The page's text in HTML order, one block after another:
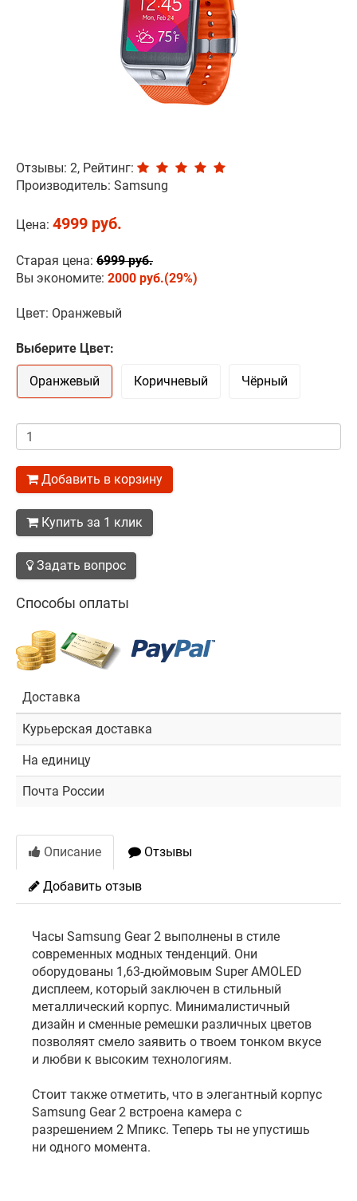
Отзывы: 2, Рейтинг:
Производитель: Samsung
Цена: 4999 руб.
Старая цена: 6999 руб.
Вы экономите: 2000 руб.(29%)
Цвет: Оранжевый
Выберите Цвет:
Оранжевый Коричневый Чёрный
Количество
Добавить в корзину
Купить за 1 клик
Задать вопрос
Способы оплаты
Доставка
Курьерская доставка
На единицу
Почта России
Описание Отзывы
Добавить отзыв
Часы Samsung Gear 2 выполнены в стиле
современных модных тенденций. Они
оборудованы 1,63-дюймовым Super AMOLED
дисплеем, который заключен в стильный
металлический корпус. Минималистичный
дизайн и сменные ремешки различных цветов
позволяят смело заявить о твоем тонком вкусе
и любви к высоким технологиям.
Стоит также отметить, что в элегантный корпус
Samsung Gear 2 встроена камера с
разрешением 2 Мпикс. Теперь ты не упустишь
ни одного момента.